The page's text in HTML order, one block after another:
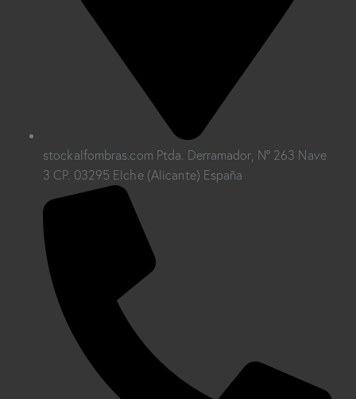
stockalfombras.com Ptda. Derramador, Nº 263 Nave
3 CP. 03295 Elche (Alicante) España